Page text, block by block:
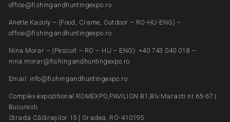
office@fishingandhuntingexpo.ro
Anette Kasoly – (Food, Crame, Outdoor – RO-HU-ENG) –
office@fishingandhuntingexpo.ro
Nina Morar – (Pescuit – RO – HU – ENG): +40 743 040 018 –
nina.morar@fishingandhuntingexpo.ro
Email: info@fishingandhuntingexpo.ro
Complex expozitional ROMEXPO,PAVILION B1,Blv.Marasti nr.65-67 |
Bucuresti
Strada Călărașilor 15 | Oradea, RO-410195